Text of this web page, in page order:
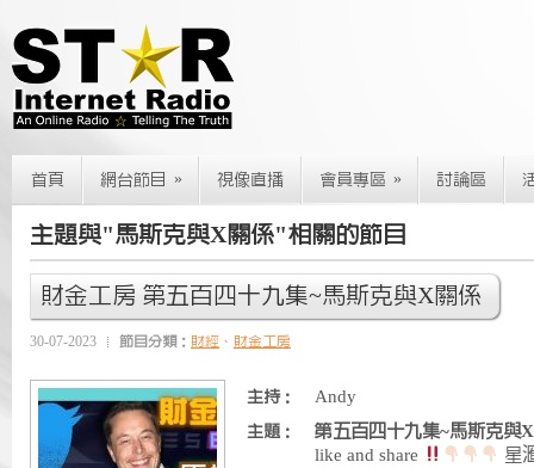
首頁 網台節目 » 視像直播 會員專區 » 討論區
主題與"馬斯克與X關係"相關的節目
財金工房 第五百四十九集~馬斯克與X關係
30-07-2023 節目分類： 財經 、 財金工房
主持： Andy
主題：
第五百四十九集~馬斯克與
like and share
星